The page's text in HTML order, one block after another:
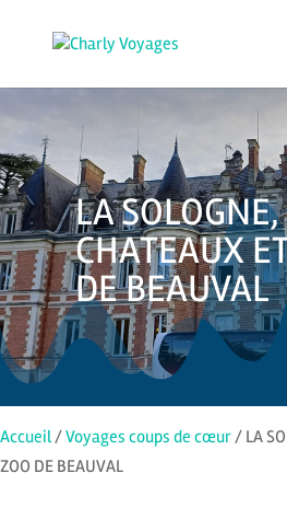
LA
CHATEAUX
DE BEAUVAL
Accueil/Voyages coups de cœur/ LA
ZOO DE BEAUVAL